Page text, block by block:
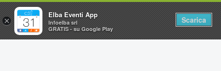
Home
×
Elba Eventi App
Infoelba srl
GRATIS - su Google Play
Scarica